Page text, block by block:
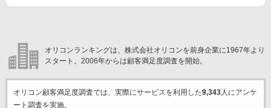
オリコンランキングは、株式会社オリコンを前身企業に1967年より
スタート。2006年からは顧客満足度調査を開始。
オリコン顧客満足度調査では、実際にサービスを利用した9,343人にアンケ
ート調査を実施。